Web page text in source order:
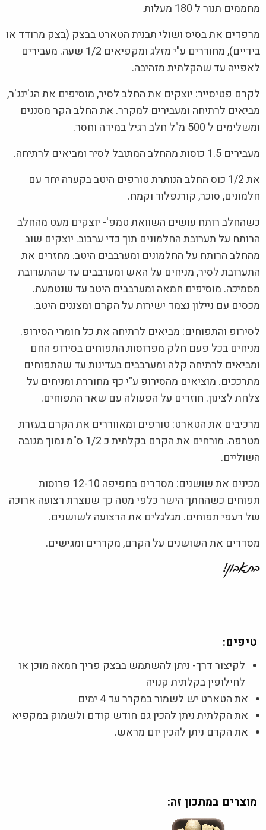
מחממים תנור ל 180 מעלות.
מרפדים את בסיס ושולי תבנית הטארט בבצק (בצק מרודד או
בידיים), מחוררים ע"י מזלג ומקפיאים 1/2 שעה. מעבירים
לאפייה עד שהקלתית מזהיבה.
לקרם פטיסייר: יוצקים את החלב לסיר, מוסיפים את הג'ינג'ר,
מביאים לרתיחה ומעבירים למקרר. את החלב הקר מסננים
ומשלימים ל 500 מ"ל חלב רגיל במידה וחסר.
מעבירים 1.5 כוסות מהחלב המתובל לסיר ומביאים לרתיחה.
את 1/2 כוס החלב הנותרת טורפים היטב בקערה יחד עם
חלמונים, סוכר, קורנפלור וקמח.
כשהחלב רותח עושים השוואת טמפ'- יוצקים מעט מהחלב
הרותח על תערובת החלמונים תוך כדי ערבוב. יוצקים שוב
מהחלב הרותח על החלמונים ומערבבים היטב. מחזרים את
התערובת לסיר, מניחים על האש ומערבבים עד שהתערובת
מסמיכה. מוסיפים חמאה ומערבבים היטב עד שנטמעת.
מכסים עם ניילון נצמד ישירות על הקרם ומצננים היטב.
לסירופ והתפוחים: מביאים לרתיחה את כל חומרי הסירופ.
מניחים בכל פעם חלק מפרוסות התפוחים בסירופ החם
ומביאים לרתיחה קלה ומערבבים בעדינות עד שהתפוחים
מתרככים. מוציאים מהסירופ ע"י כף מחוררת ומניחים על
צלחת לצינון. חוזרים על הפעולה עם שאר התפוחים.
מרכיבים את הטארט: טורפים ומאווררים את הקרם בעזרת
מטרפה. מורחים את הקרם בקלתית כ 1/2 ס"מ נמוך מגובה
השוליים.
מכינים את שושנים: מסדרים בחפיפה 12-10 פרוסות
תפוחים כשהחתך הישר כלפי מטה כך שנוצרת רצועה ארוכה
של רעפי תפוחים. מגלגלים את הרצועה לשושנים.
מסדרים את השושנים על הקרם, מקררים ומגישים.
טיפים:
לקיצור דרך- ניתן להשתמש בבצק פריך חמאה מוכן או
לחילופין בקלתית קנויה
את הטארט יש לשמור במקרר עד 4 ימים
את הקלתית ניתן להכין גם חודש קודם ולשמוק במקפיא
את הקרם ניתן להכין יום מראש.
מוצרים במתכון זה: